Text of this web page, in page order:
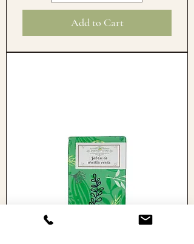
Add to Cart